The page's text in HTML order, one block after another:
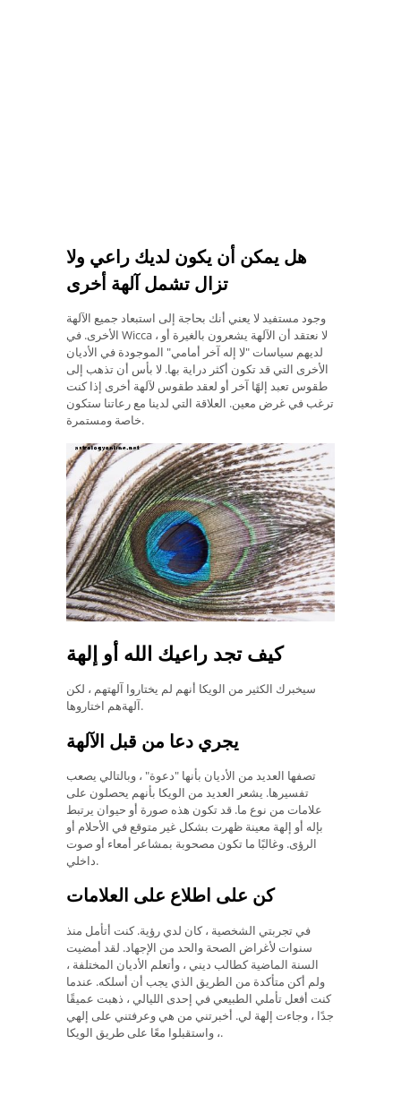
هل يمكن أن يكون لديك راعي ولا
تزال تشمل آلهة أخرى
وجود مستفيد لا يعني أنك بحاجة إلى استبعاد جميع الآلهة
الأخرى. في Wicca ، لا نعتقد أن الآلهة يشعرون بالغيرة أو
لديهم سياسات "لا إله آخر أمامي" الموجودة في الأديان
الأخرى التي قد تكون أكثر دراية بها. لا بأس أن تذهب إلى
طقوس تعبد إلهًا آخر أو لعقد طقوس لآلهة أخرى إذا كنت
ترغب في غرض معين. العلاقة التي لدينا مع رعاتنا ستكون
خاصة ومستمرة.
كيف تجد راعيك الله أو إلهة
سيخبرك الكثير من الويكا أنهم لم يختاروا آلهتهم ، لكن
آلهةهم اختاروها.
يجري دعا من قبل الآلهة
تصفها العديد من الأديان بأنها "دعوة" ، وبالتالي يصعب
تفسيرها. يشعر العديد من الويكا بأنهم يحصلون على
علامات من نوع ما. قد تكون هذه صورة أو حيوان يرتبط
بإله أو إلهة معينة ظهرت بشكل غير متوقع في الأحلام أو
الرؤى. وغالبًا ما تكون مصحوبة بمشاعر أمعاء أو صوت
داخلي.
كن على اطلاع على العلامات
في تجربتي الشخصية ، كان لدي رؤية. كنت أتأمل منذ
سنوات لأغراض الصحة والحد من الإجهاد. لقد أمضيت
السنة الماضية كطالب ديني ، وأتعلم الأديان المختلفة ،
ولم أكن متأكدة من الطريق الذي يجب أن أسلكه. عندما
كنت أفعل تأملي الطبيعي في إحدى الليالي ، ذهبت عميقًا
جدًا ، وجاءت إلهة لي. أخبرتني من هي وعرفتني على إلهي
، واستقبلوا معًا على طريق الويكا.